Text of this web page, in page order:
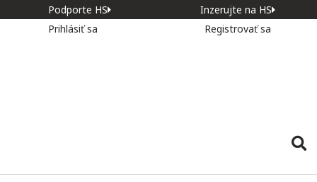
Podporte HS
Inzerujte na HS
Prihlásiť sa
Registrovať sa